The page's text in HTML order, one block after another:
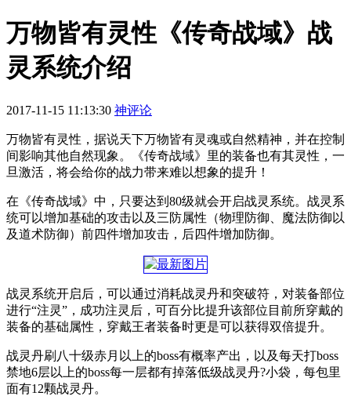
万物皆有灵性《传奇战域》战
灵系统介绍
2017-11-15 11:13:30 神评论
万物皆有灵性，据说天下万物皆有灵魂或自然精神，并在控制
间影响其他自然现象。《传奇战域》里的装备也有其灵性，一
旦激活，将会给你的战力带来难以想象的提升！
在《传奇战域》中，只要达到80级就会开启战灵系统。战灵系
统可以增加基础的攻击以及三防属性（物理防御、魔法防御以
及道术防御）前四件增加攻击，后四件增加防御。
战灵系统开启后，可以通过消耗战灵丹和突破符，对装备部位
进行“注灵”，成功注灵后，可百分比提升该部位目前所穿戴的
装备的基础属性，穿戴王者装备时更是可以获得双倍提升。
战灵丹刷八十级赤月以上的boss有概率产出，以及每天打boss
禁地6层以上的boss每一层都有掉落低级战灵丹?小袋，每包里
面有12颗战灵丹。